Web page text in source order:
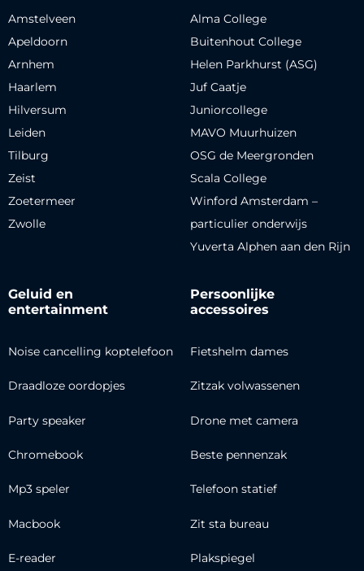
Amstelveen
Apeldoorn
Arnhem
Haarlem
Hilversum
Leiden
Tilburg
Zeist
Zoetermeer
Zwolle
Alma College
Buitenhout College
Helen Parkhurst (ASG)
Juf Caatje
Juniorcollege
MAVO Muurhuizen
OSG de Meergronden
Scala College
Winford Amsterdam –
particulier onderwijs
Yuverta Alphen aan den Rijn
Geluid en
entertainment
Noise cancelling koptelefoon
Draadloze oordopjes
Party speaker
Chromebook
Mp3 speler
Macbook
E-reader
Persoonlijke
accessoires
Fietshelm dames
Zitzak volwassenen
Drone met camera
Beste pennenzak
Telefoon statief
Zit sta bureau
Plakspiegel